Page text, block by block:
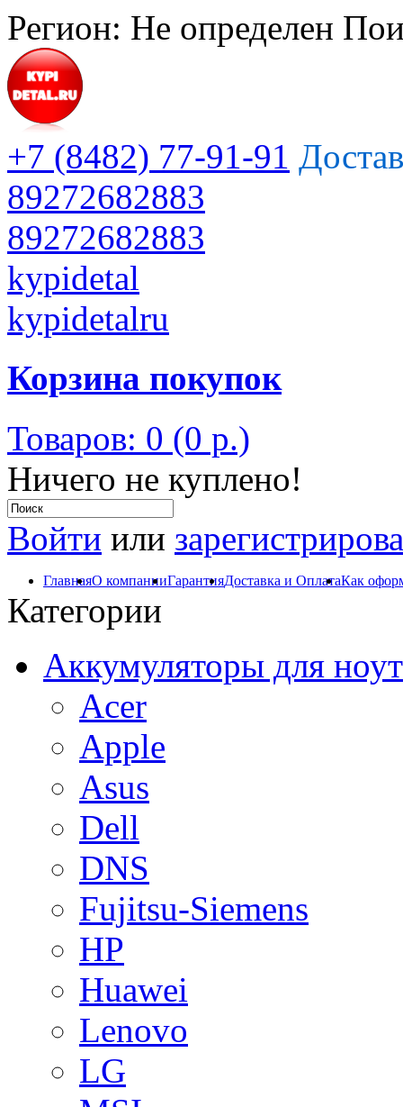
Регион: Не определен
+7 (8482) 77-91-91
89272682883
89272682883
kypidetal
kypidetalru
Корзина покупок
Товаров: 0 (0 р.)
Ничего не куплено!
Войти или
ГлавнаяО компанииГарантияДоставка и ОплатаКак
Категории
Аккумуляторы для
Acer
Apple
Asus
Dell
DNS
Fujitsu-Siemens
HP
Huawei
Lenovo
LG